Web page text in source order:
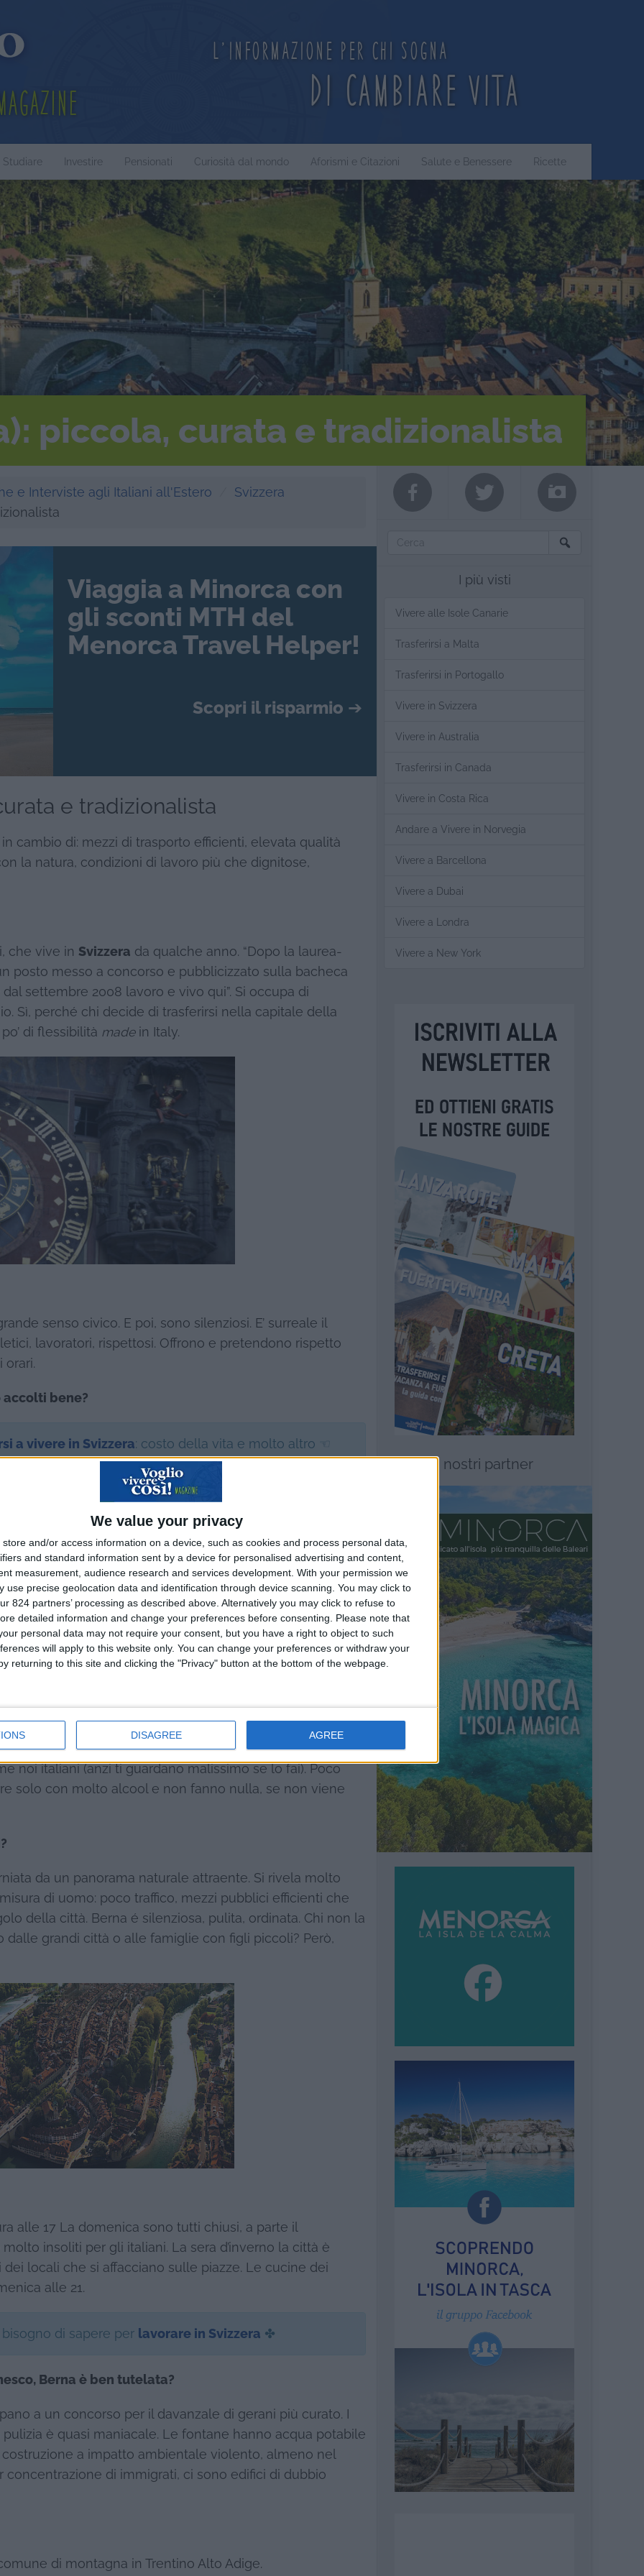
We value your privacy
store and/or access information on a device, such as cookies and process personal data,
and standard information sent by a device for personalised advertising and content,
measurement, audience research and services development. With your permission we
use precise geolocation data and identification through device scanning. You may click to
824 partners’ processing as described above. Alternatively you may click to refuse to
detailed information and change your preferences before consenting.
Please note that
personal data may not require your consent, but you have a right to object to such
will apply to this website only. You can change your preferences or withdraw your
returning to this site and clicking the "Privacy" button at the bottom of the webpage.
DISAGREE AGREE
L'informazione per chi sogna
di cambiare vita
Studiare Investire Pensionati Curiosità dal mondo Aforismi e Citazioni Salute e Benessere Ricette
piccola, curata e tradizionalista
e Interviste agli Italiani all'Estero
Svizzera
Viaggia a Minorca con
gli sconti MTH del
Menorca Travel Helper!
Scopri il risparmio ➔
e tradizionalista
cambio di: mezzi di trasporto efficienti, elevata qualità
la natura, condizioni di lavoro più che dignitose,
che vive in Svizzera da qualche anno. “Dopo la laurea-
posto messo a concorso e pubblicizzato sulla bacheca
settembre 2008 lavoro e vivo qui”. Si occupa di
Sì, perché chi decide di trasferirsi nella capitale della
di flessibilità madein Italy.
senso civico. E poi, sono silenziosi. E’ surreale il
lavoratori, rispettosi. Offrono e pretendono rispetto
orari.
accolti bene?
a vivere in Svizzera: costo della vita e molto altro ☜
italiani? Abbiamo una fama ben poco invidiabile. Sì,
ma peggio di tedeschi e francesi. Agli italiani vengono
certo l’affidabilità e il rispetto.
di quelle italiane. Non sono mammone, non sono
affettuose. Non hanno il gusto per la moda, sono in
sono sportive, impavide. Alludo alle mamme che
condizione meteorologica. Vanno in pensione a 60 anni
spendaccioni, pur avendo meno denaro. Loro
noi italiani (anzi ti guardano malissimo se lo fai). Poco
solo con molto alcool e non fanno nulla, se non viene
da un panorama naturale attraente. Si rivela molto
di uomo: poco traffico, mezzi pubblici efficienti che
della città. Berna é silenziosa, pulita, ordinata. Chi non la
dalle grandi città o alle famiglie con figli piccoli? Però,
alle 17 La domenica sono tutti chiusi, a parte il
insoliti per gli italiani. La sera d’inverno la città è
locali che si affacciano sulle piazze. Le cucine dei
alle 21.
di sapere per lavorare in Svizzera ✤
Berna è ben tutelata?
a un concorso per il davanzale di gerani più curato. I
è quasi maniacale. Le fontane hanno acqua potabile
costruzione a impatto ambientale violento, almeno nel
di immigrati, ci sono edifici di dubbio
di montagna in Trentino Alto Adige.
I più visti
Vivere alle Isole Canarie
Trasferirsi a Malta
Trasferirsi in Portogallo
Vivere in Svizzera
Vivere in Australia
Trasferirsi in Canada
Vivere in Costa Rica
Andare a Vivere in Norvegia
Vivere a Barcellona
Vivere a Dubai
Vivere a Londra
Vivere a New York
I nostri partner